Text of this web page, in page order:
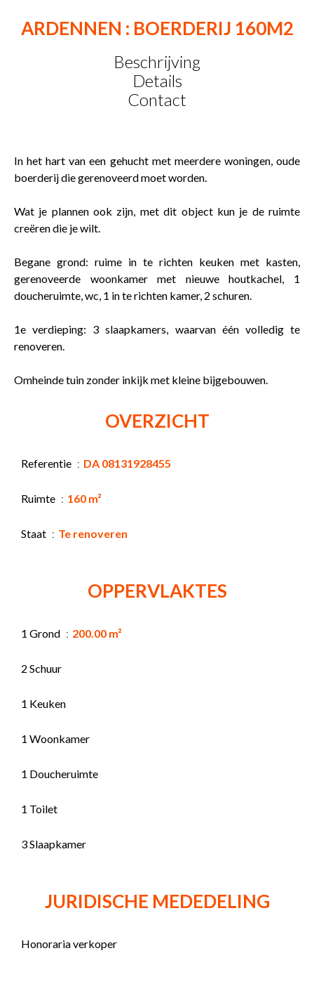
ARDENNEN : BOERDERIJ 160M2
Beschrijving
Details
Contact
In het hart van een gehucht met meerdere woningen, oude
boerderij die gerenoveerd moet worden.
Wat je plannen ook zijn, met dit object kun je de ruimte
creëren die je wilt.
Begane grond: ruime in te richten keuken met kasten,
gerenoveerde woonkamer met nieuwe houtkachel, 1
doucheruimte, wc, 1 in te richten kamer, 2 schuren.
1e verdieping: 3 slaapkamers, waarvan één volledig te
renoveren.
Omheinde tuin zonder inkijk met kleine bijgebouwen.
OVERZICHT
Referentie DA 08131928455
Ruimte 160 m²
Staat Te renoveren
OPPERVLAKTES
1 Grond 200.00 m²
2 Schuur
1 Keuken
1 Woonkamer
1 Doucheruimte
1 Toilet
3 Slaapkamer
JURIDISCHE MEDEDELING
Honoraria verkoper